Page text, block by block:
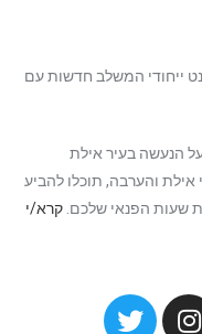
ייחודי המשלב חדשות עם
הנעשה בעיר אילת
אילת והערבה, תוכלו להביע
שעות הפנאי שלכם. קרא/י